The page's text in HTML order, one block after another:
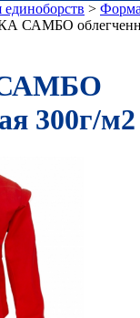
>
САМБО
300г/